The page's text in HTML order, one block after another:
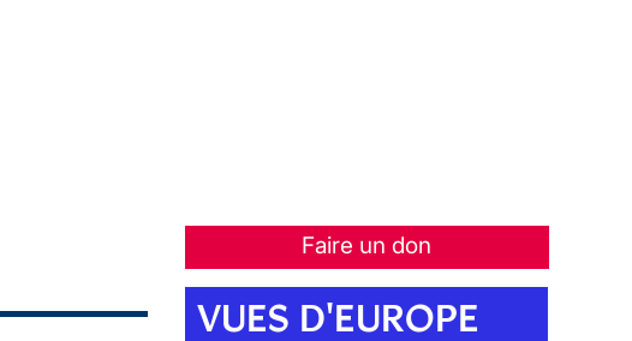
Faire un don
VUES D'EUROPE